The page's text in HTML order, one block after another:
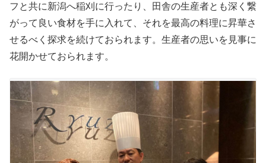
フと共に新潟へ稲刈に行ったり、田舎の生産者とも深く繋
がって良い食材を手に入れて、それを最高の料理に昇華さ
せるべく探求を続けておられます。生産者の思いを見事に
花開かせておられます。